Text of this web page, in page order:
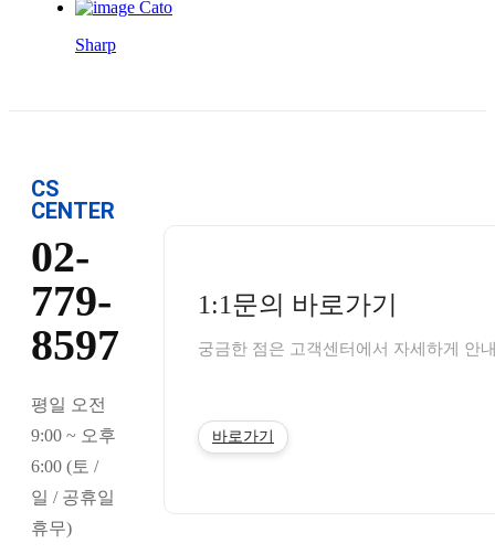
Cato
Sharp
CS
CENTER
02-
779-
8597
평일 오전
9:00 ~ 오후
6:00 (토 /
일 / 공휴일
휴무)
1:1문의 바로가기
궁금한 점은 고객센터에서 자세하게 안
바로가기